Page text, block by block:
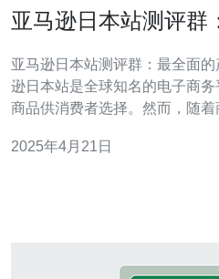
亚马逊日本站测评群
亚马逊日本站测评群：最全面的产
逊日本站是全球知名的电子商
商品供消费者选择。然而，随
对称的问题。为了解决这一问题
2025年4月21日